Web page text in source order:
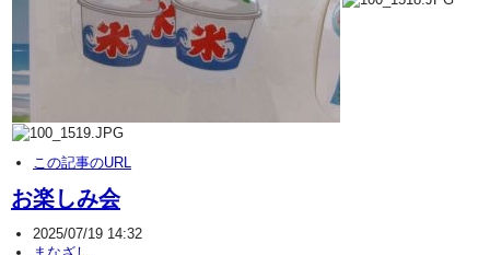
この記事のURL
お楽しみ会
2025/07/19 14:32